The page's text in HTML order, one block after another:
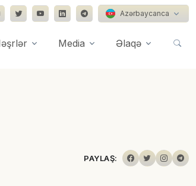
Azərbaycanca
Media Əlaqə
PAYLAŞ: